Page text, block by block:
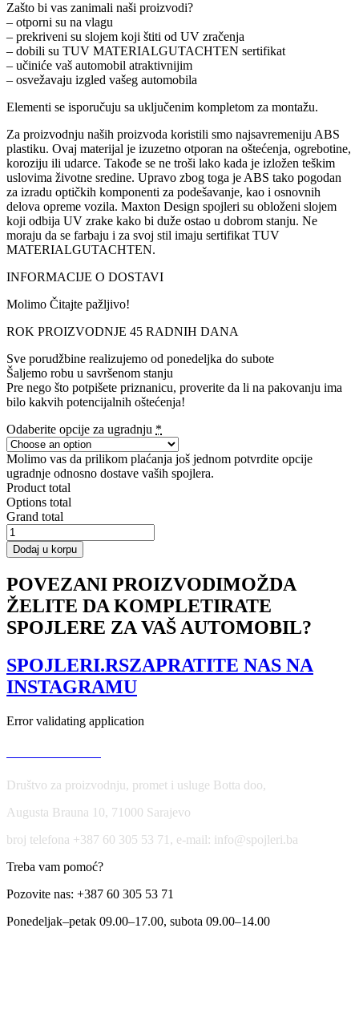
Zašto bi vas zanimali naši proizvodi?
– otporni su na vlagu
– prekriveni su slojem koji štiti od UV zračenja
– dobili su TUV MATERIALGUTACHTEN sertifikat
– učiniće vaš automobil atraktivnijim
– osvežavaju izgled vašeg automobila
Elementi se isporučuju sa uključenim kompletom za montažu.
Za proizvodnju naših proizvoda koristili smo najsavremeniju ABS
plastiku. Ovaj materijal je izuzetno otporan na oštećenja, ogrebotine,
koroziju ili udarce. Takođe se ne troši lako kada je izložen teškim
uslovima životne sredine. Upravo zbog toga je ABS tako pogodan
za izradu optičkih komponenti za podešavanje, kao i osnovnih
delova opreme vozila. Maxton Design spojleri su obloženi slojem
koji odbija UV zrake kako bi duže ostao u dobrom stanju. Ne
moraju da se farbaju i za svoj stil imaju sertifikat TUV
MATERIALGUTACHTEN.
INFORMACIJE O DOSTAVI
Molimo Čitajte pažljivo!
ROK PROIZVODNJE 45 RADNIH DANA
Sve porudžbine realizujemo od ponedeljka do subote
Šaljemo robu u savršenom stanju
Pre nego što potpišete priznanicu, proverite da li na pakovanju ima
bilo kakvih potencijalnih oštećenja!
Odaberite opcije za ugradnju *
Molimo vas da prilikom plaćanja još jednom potvrdite opcije
ugradnje odnosno dostave vaših spojlera.
Product total
Options total
Grand total
SIDE
SKIRTS
DIFFUSERS
GOLF
IV
R32
količina
Dodaj u korpu
POVEZANI PROIZVODIMOŽDA
ŽELITE DA KOMPLETIRATE
SPOJLERE ZA VAŠ AUTOMOBIL?
SPOJLERI.RSZAPRATITE NAS NA
INSTAGRAMU
Error validating application
Društvo za proizvodnju, promet i usluge Botta doo,
Augusta Brauna 10, 71000 Sarajevo
broj telefona +387 60 305 53 71, e-mail: info@spojleri.ba
Treba vam pomoć?
Pozovite nas: +387 60 305 53 71
Ponedeljak–petak 09.00–17.00, subota 09.00–14.00